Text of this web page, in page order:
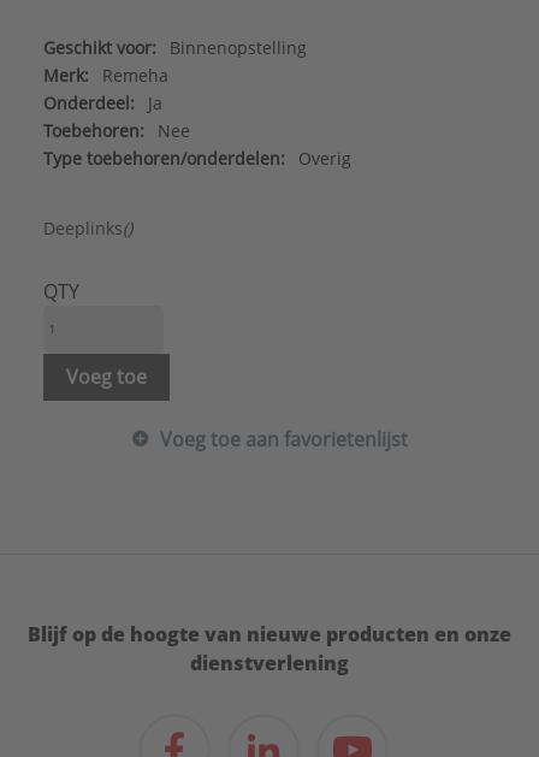
Geschikt voor:
Binnenopstelling
Merk:
Remeha
Onderdeel:
Ja
Toebehoren:
Nee
Type toebehoren/onderdelen:
Overig
Deeplinks()
QTY
Voeg toe
Voeg toe aan favorietenlijst
Blijf op de hoogte van nieuwe producten en onze
dienstverlening